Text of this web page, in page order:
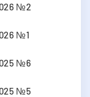
№2
№1
№6
№5